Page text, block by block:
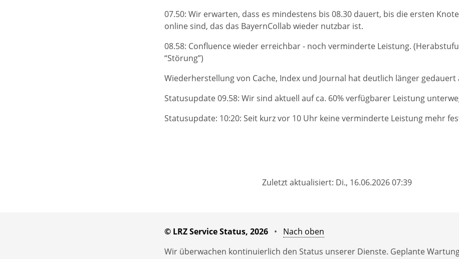
07.50: Wir erwarten, dass es mindestens bis 08.30 dauert, bis die ersten
online sind, das das BayernCollab wieder nutzbar ist.
08.58: Confluence wieder erreichbar - noch verminderte Leistung.
“Störung”)
Wiederherstellung von Cache, Index und Journal hat deutlich länger gedauert
Statusupdate 09.58: Wir sind aktuell auf ca. 60% verfügbarer Leistung
Statusupdate: 10:20: Seit kurz vor 10 Uhr keine verminderte Leistung mehr
Zuletzt aktualisiert: Di., 16.06.2026 07:39
© LRZ Service Status, 2026 • Nach oben
Wir überwachen kontinuierlich den Status unserer Dienste. Geplante